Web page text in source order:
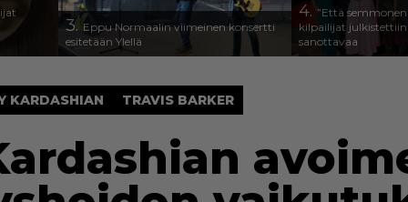
3. Eppu Normaalin viimeinen konsertti
esitetään Ylellä
4. ”Että semmonen
kilpailijat julkistettiin
sanottavaa
KARDASHIAN TRAVIS BARKER